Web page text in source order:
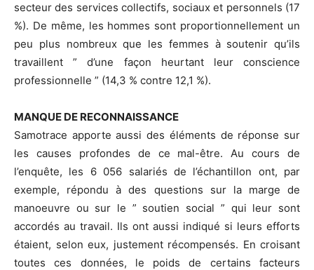
secteur des services collectifs, sociaux et personnels (17
%). De même, les hommes sont proportionnellement un
peu plus nombreux que les femmes à soutenir qu’ils
travaillent ” d’une façon heurtant leur conscience
professionnelle ” (14,3 % contre 12,1 %).
MANQUE DE RECONNAISSANCE
Samotrace apporte aussi des éléments de réponse sur
les causes profondes de ce mal-être. Au cours de
l’enquête, les 6 056 salariés de l’échantillon ont, par
exemple, répondu à des questions sur la marge de
manoeuvre ou sur le ” soutien social ” qui leur sont
accordés au travail. Ils ont aussi indiqué si leurs efforts
étaient, selon eux, justement récompensés. En croisant
toutes ces données, le poids de certains facteurs